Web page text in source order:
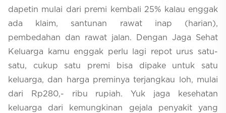
dapetin mulai dari premi kembali 25% kalau enggak
ada klaim, santunan rawat inap (harian),
pembedahan dan rawat jalan. Dengan Jaga Sehat
Keluarga kamu enggak perlu lagi repot urus satu-
satu, cukup satu premi bisa dipake untuk satu
keluarga, dan harga preminya terjangkau loh, mulai
dari Rp280,- ribu rupiah. Yuk jaga kesehatan
keluarga dari kemungkinan gejala penyakit yang